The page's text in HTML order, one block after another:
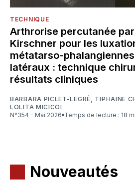
TECHNIQUE
Arthrorise percutanée
Kirschner pour les
métatarso-
latéraux : technique
résultats cliniques
BARBARA PICLET-LEGRÉ TIPHAINE
LOLITA MICICOI
N°354 - Mai 2026
Temps de lecture : 18
Nouveautés